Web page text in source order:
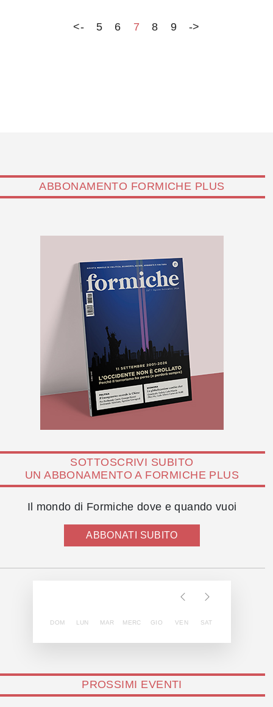
<- 5 6 7 8 9 ->
ABBONAMENTO FORMICHE PLUS
SOTTOSCRIVI SUBITO
UN ABBONAMENTO A FORMICHE PLUS
Il mondo di Formiche dove e quando vuoi
ABBONATI SUBITO
DOM LUN MAR MERC GIO VEN SAT
PROSSIMI EVENTI